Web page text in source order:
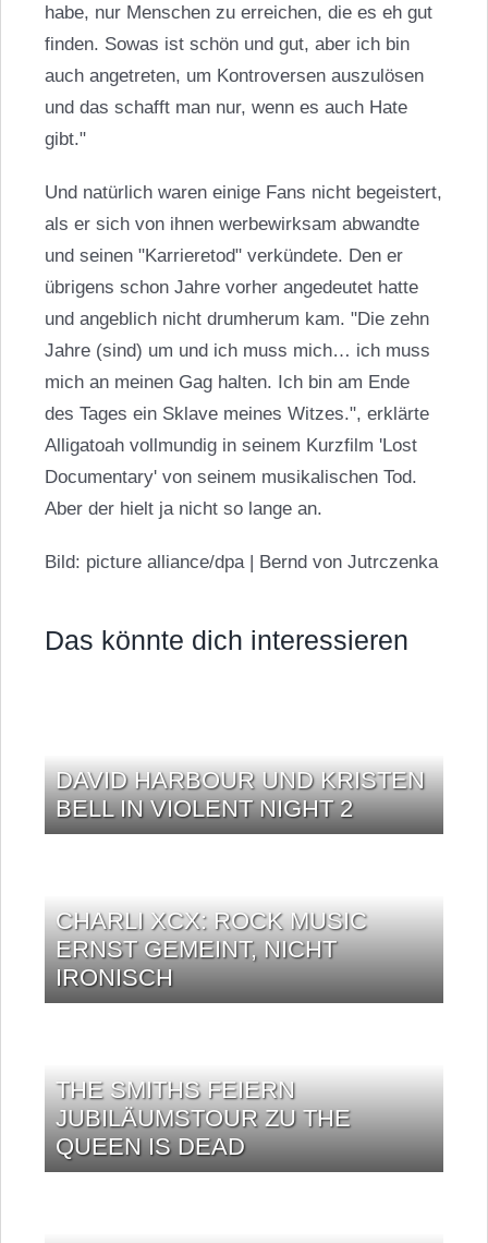
habe, nur Menschen zu erreichen, die es eh gut
finden. Sowas ist schön und gut, aber ich bin
auch angetreten, um Kontroversen auszulösen
und das schafft man nur, wenn es auch Hate
gibt."
Und natürlich waren einige Fans nicht begeistert,
als er sich von ihnen werbewirksam abwandte
und seinen "Karrieretod" verkündete. Den er
übrigens schon Jahre vorher angedeutet hatte
und angeblich nicht drumherum kam. "Die zehn
Jahre (sind) um und ich muss mich… ich muss
mich an meinen Gag halten. Ich bin am Ende
des Tages ein Sklave meines Witzes.", erklärte
Alligatoah vollmundig in seinem Kurzfilm 'Lost
Documentary' von seinem musikalischen Tod.
Aber der hielt ja nicht so lange an.
Bild: picture alliance/dpa | Bernd von Jutrczenka
Das könnte dich interessieren
DAVID HARBOUR UND KRISTEN
BELL IN VIOLENT NIGHT 2
CHARLI XCX: ROCK MUSIC
ERNST GEMEINT, NICHT
IRONISCH
THE SMITHS FEIERN
JUBILÄUMSTOUR ZU THE
QUEEN IS DEAD